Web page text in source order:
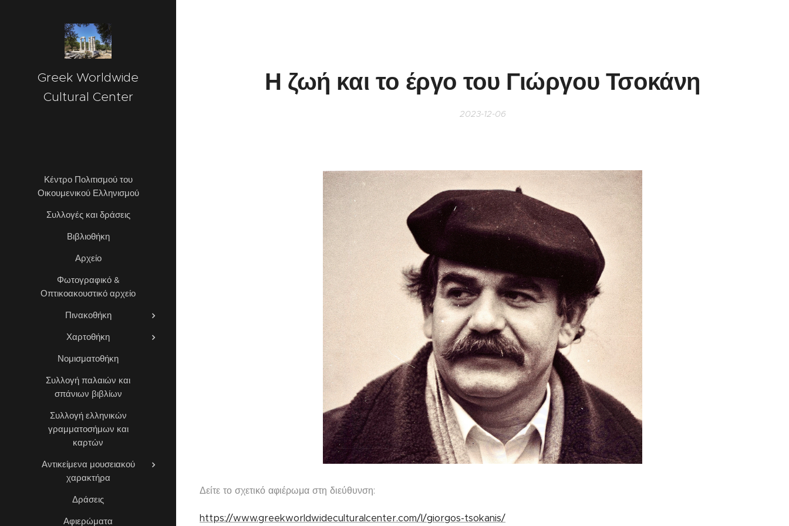
Greek Worldwide
Cultural Center
Κέντρο Πολιτισμού του
Οικουμενικού Ελληνισμού
Συλλογές και δράσεις
Βιβλιοθήκη
Αρχείο
Φωτογραφικό &
Οπτικοακουστικό αρχείο
Πινακοθήκη
Χαρτοθήκη
Νομισματοθήκη
Συλλογή παλαιών και
σπάνιων βιβλίων
Συλλογή ελληνικών
γραμματοσήμων και
καρτών
Αντικείμενα μουσειακού
χαρακτήρα
Δράσεις
Αφιερώματα
Η ζωή και το έργο του Γιώργου Τσοκάνη
2023-12-06
Δείτε το σχετικό αφιέρωμα στη διεύθυνση:
https://www.greekworldwideculturalcenter.com/l/giorgos-tsokanis/